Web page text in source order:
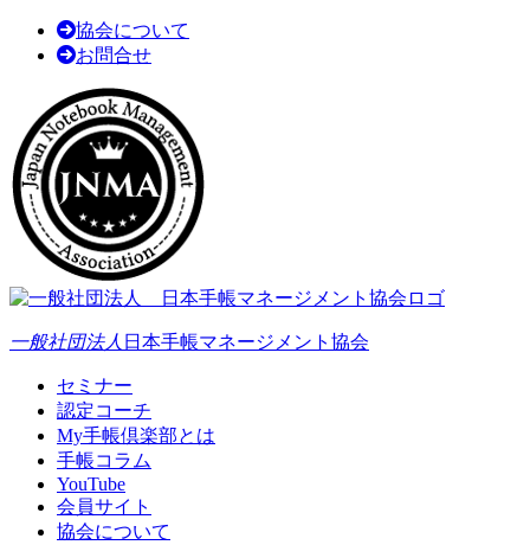
協会について
お問合せ
一般社団法人 日本手帳マネージメント協会
セミナー
認定コーチ
My手帳倶楽部とは
手帳コラム
YouTube
会員サイト
協会について